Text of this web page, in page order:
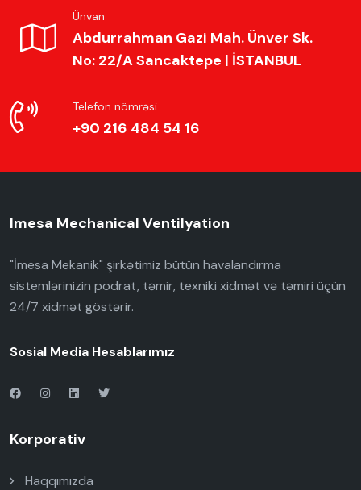
Telefon nömrəsi
+90 216 484 54 16
Ünvan
Abdurrahman Gazi Mah. Ünver Sk.
No: 22/A Sancaktepe | İSTANBUL
Imesa Mechanical Ventilyation
"İmesa Mekanik" şirkətimiz bütün havalandırma
sistemlərinizin podrat, təmir, texniki xidmət və təmiri üçün
24/7 xidmət göstərir.
Sosial Media Hesablarımız
Korporativ
Haqqımızda